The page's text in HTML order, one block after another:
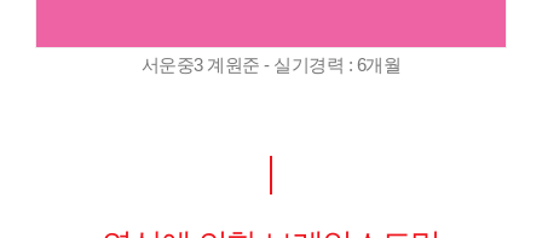
서운중3 계원준 - 실기경력 : 6개월